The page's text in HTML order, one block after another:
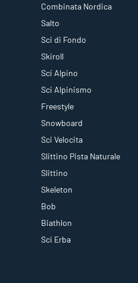
Combinata Nordica
Salto
Sci di Fondo
Skiroll
Sci Alpino
Sci Alpinismo
Freestyle
Snowboard
Sci Velocita
Slittino Pista Naturale
Slittino
Skeleton
Bob
Biathlon
Sci Erba